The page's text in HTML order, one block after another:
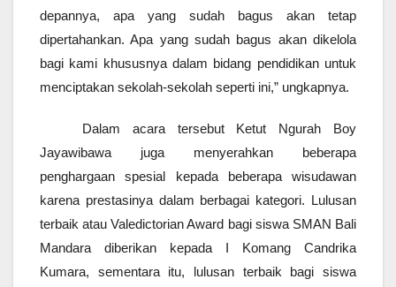
depannya, apa yang sudah bagus akan tetap
dipertahankan. Apa yang sudah bagus akan dikelola
bagi kami khususnya dalam bidang pendidikan untuk
menciptakan sekolah-sekolah seperti ini,” ungkapnya.
Dalam acara tersebut Ketut Ngurah Boy
Jayawibawa juga menyerahkan beberapa
penghargaan spesial kepada beberapa wisudawan
karena prestasinya dalam berbagai kategori. Lulusan
terbaik atau Valedictorian Award bagi siswa SMAN Bali
Mandara diberikan kepada I Komang Candrika
Kumara, sementara itu, lulusan terbaik bagi siswa